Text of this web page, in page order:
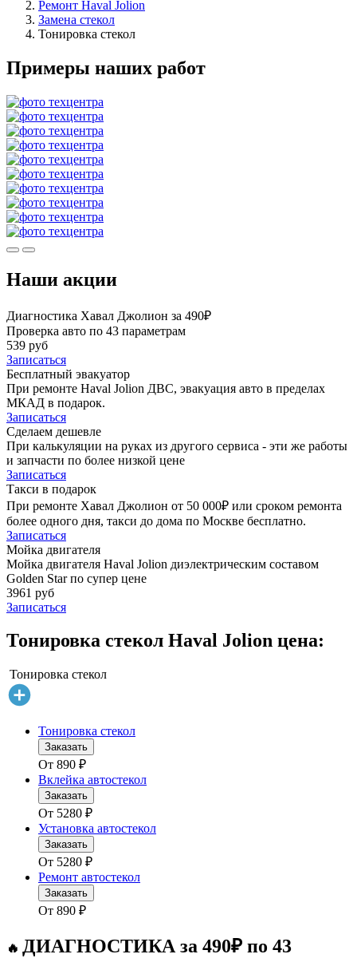
Ремонт Haval Jolion
Замена стекол
Тонировка стекол
Примеры наших работ
Наши акции
Диагностика Хавал Джолион за 490₽
Проверка авто по 43 параметрам
539 руб
Записаться
Бесплатный эвакуатор
При ремонте Haval Jolion ДВС, эвакуация авто в пределах
МКАД в подарок.
Записаться
Сделаем дешевле
При калькуляции на руках из другого сервиса - эти же работы
и запчасти по более низкой цене
Записаться
Такси в подарок
При ремонте Хавал Джолион от 50 000₽ или сроком ремонта
более одного дня, такси до дома по Москве бесплатно.
Записаться
Мойка двигателя
Мойка двигателя Haval Jolion диэлектрическим составом
Golden Star по супер цене
3961 руб
Записаться
Тонировка стекол Haval Jolion цена:
Тонировка стекол
Тонировка стекол
Заказать
От 890 ₽
Вклейка автостекол
Заказать
От 5280 ₽
Установка автостекол
Заказать
От 5280 ₽
Ремонт автостекол
Заказать
От 890 ₽
🔥 ДИАГНОСТИКА за 490₽ по 43